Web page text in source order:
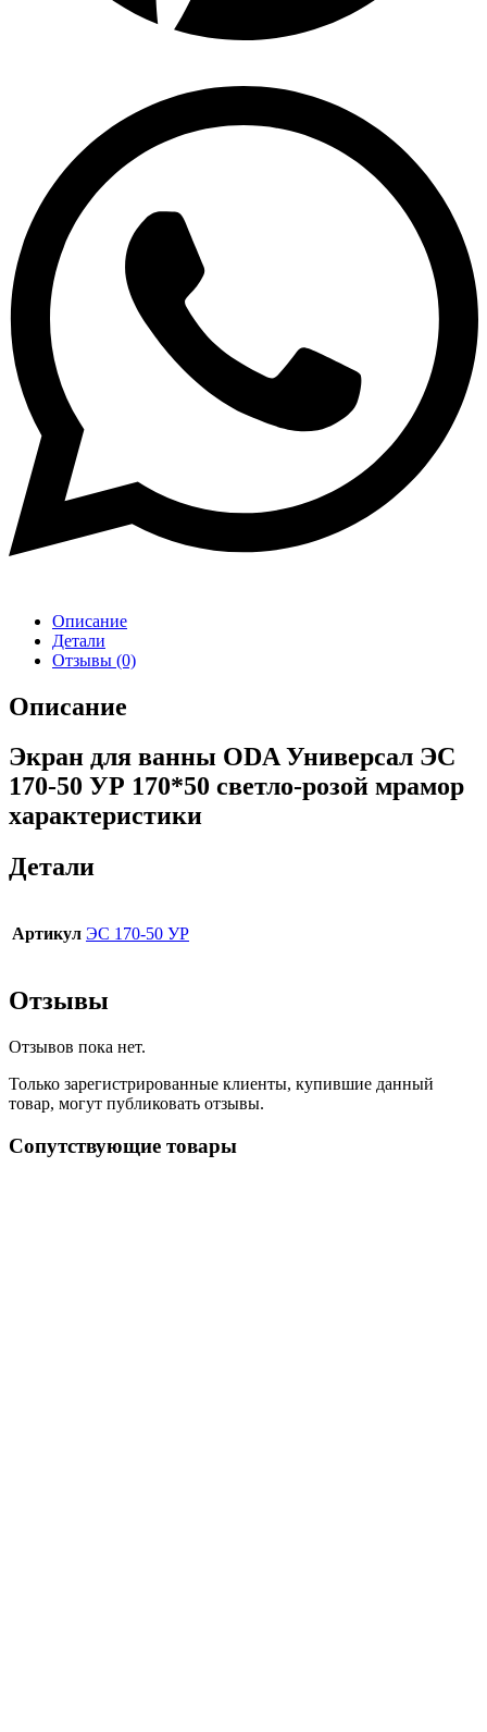
Описание
Детали
Отзывы (0)
Описание
Экран для ванны ODA Универсал ЭС
170-50 УР 170*50 светло-розой мрамор
характеристики
Детали
Артикул ЭС 170-50 УР
Отзывы
Отзывов пока нет.
Только зарегистрированные клиенты, купившие данный
товар, могут публиковать отзывы.
Сопутствующие товары